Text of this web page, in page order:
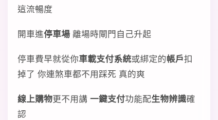
這流暢度
開車進停車場 離場時閘門自己升起
停車費早就從你車載支付系統或綁定的帳戶扣
掉了 你連煞車都不用踩死 真的爽
線上購物更不用講 一鍵支付功能配生物辨識確
認